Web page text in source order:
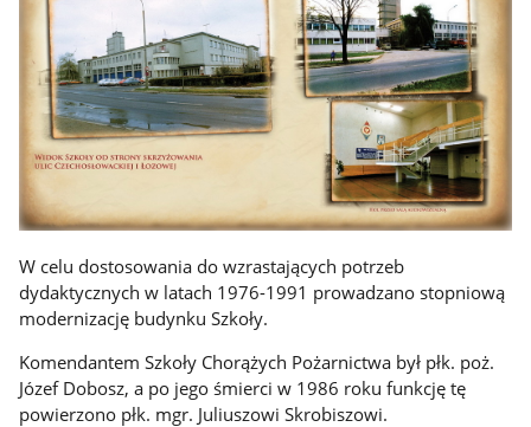
W celu dostosowania do wzrastających potrzeb
dydaktycznych w latach 1976-1991 prowadzano stopniową
modernizację budynku Szkoły.
Komendantem Szkoły Chorążych Pożarnictwa był płk. poż.
Józef Dobosz, a po jego śmierci w 1986 roku funkcję tę
powierzono płk. mgr. Juliuszowi Skrobiszowi.